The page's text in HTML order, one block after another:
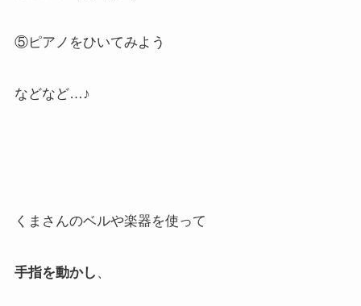
⑤ピアノをひいてみよう
などなど…♪
くまさんのベルや楽器を使って
手指を動かし 、